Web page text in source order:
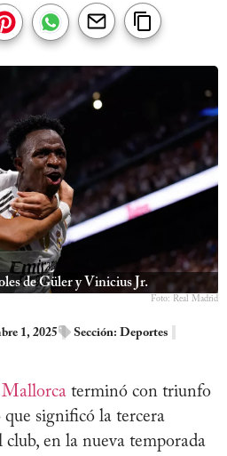
de Güler y Vinicius Jr.
Foto: Real Madrid
1, 2025 Sección: Deportes
terminó con triunfo
significó la tercera
en la nueva temporada